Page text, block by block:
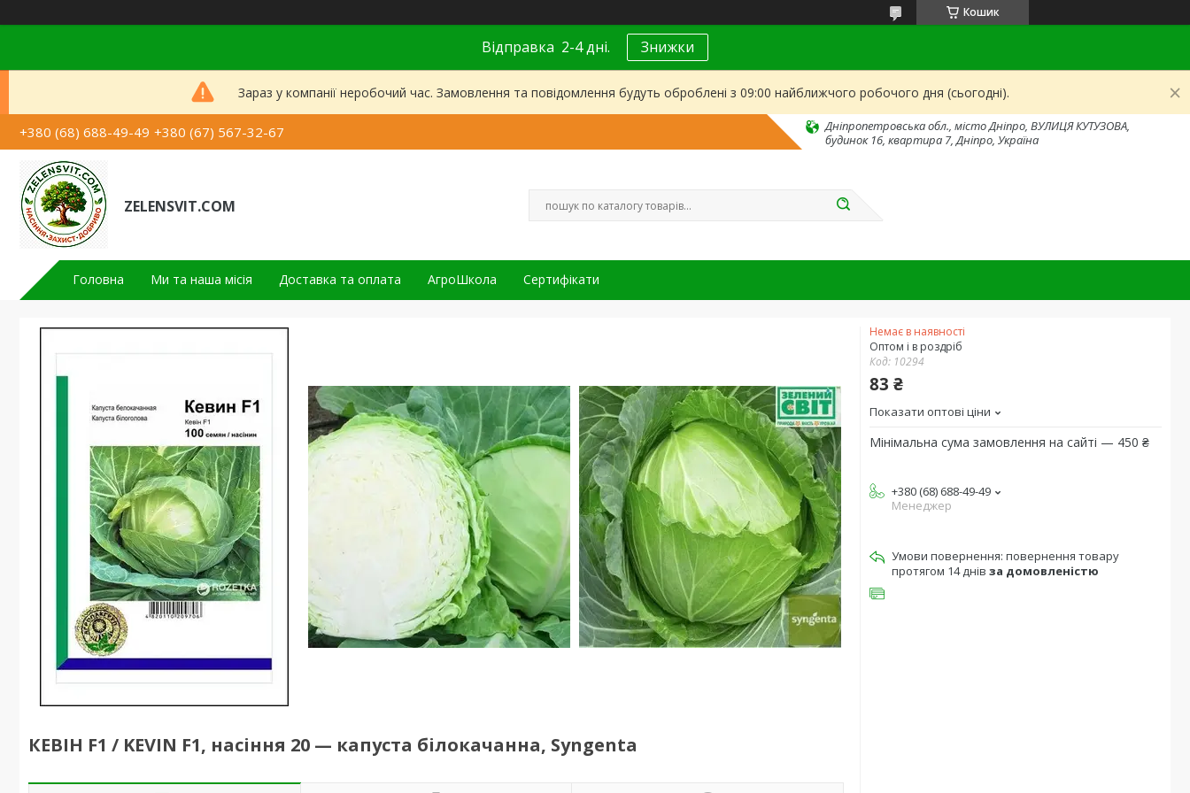
Кошик
Відправка 2-4 дні. Знижки
Зараз у компанії неробочий час. Замовлення та повідомлення будуть оброблені з 09:00 найближчого робочого дня (сьогодні).
+380 (68) 688-49-49 +380 (67) 567-32-67
Дніпропетровська обл., місто Дніпро, ВУЛИЦЯ КУТУЗОВА,
будинок 16, квартира 7, Дніпро, Україна
ZELENSVIT.COM
Головна Ми та наша місія Доставка та оплата АгроШкола Сертифікати
КЕВІН F1 / KEVIN F1, насіння 20 — капуста білокачанна, Syngenta
Немає в наявності
Оптом і в роздріб
Код: 10294
83 ₴
Показати оптові ціни
Мінімальна сума замовлення на сайті — 450 ₴
+380 (68) 688-49-49
Менеджер
повернення товару
протягом 14 днів за домовленістю